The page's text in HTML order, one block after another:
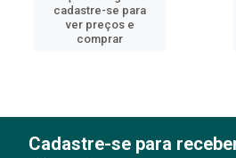
cadastre-se para
ver preços e
comprar
Cadastre-se para